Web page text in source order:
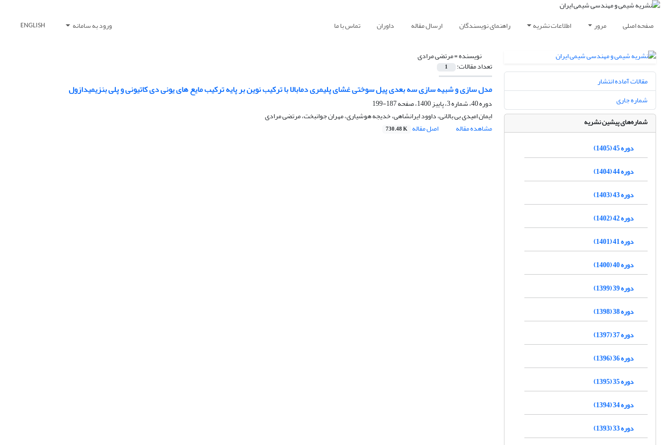
صفحه اصلی مرور اطلاعات نشریه راهنمای نویسندگان ارسال مقاله داوران تماس با ما ورود به سامانه ENGLISH
نویسنده =مرتضی مرادی
تعداد مقالات: 1
مدل سازی و شبیه سازی سه بعدی پیل سوختی غشای پلیمری دمابالا با ترکیب نوین بر پایه ترکیب مایع های یونی دی کاتیونی و پلی بنزیمیدازول
دوره 40، شماره 3، پاییز 1400، صفحه
187-199
ایمان امیدی بی بالانی، داوود ایرانشاهی، خدیجه هوشیاری، مهران جوانبخت، مرتضی مرادی
مشاهده مقاله
اصل مقاله 730.48 K
مقالات آماده انتشار
شماره جاری
شماره‌های پیشین نشریه
دوره 45 (1405)
دوره 44 (1404)
دوره 43 (1403)
دوره 42 (1402)
دوره 41 (1401)
دوره 40 (1400)
دوره 39 (1399)
دوره 38 (1398)
دوره 37 (1397)
دوره 36 (1396)
دوره 35 (1395)
دوره 34 (1394)
دوره 33 (1393)